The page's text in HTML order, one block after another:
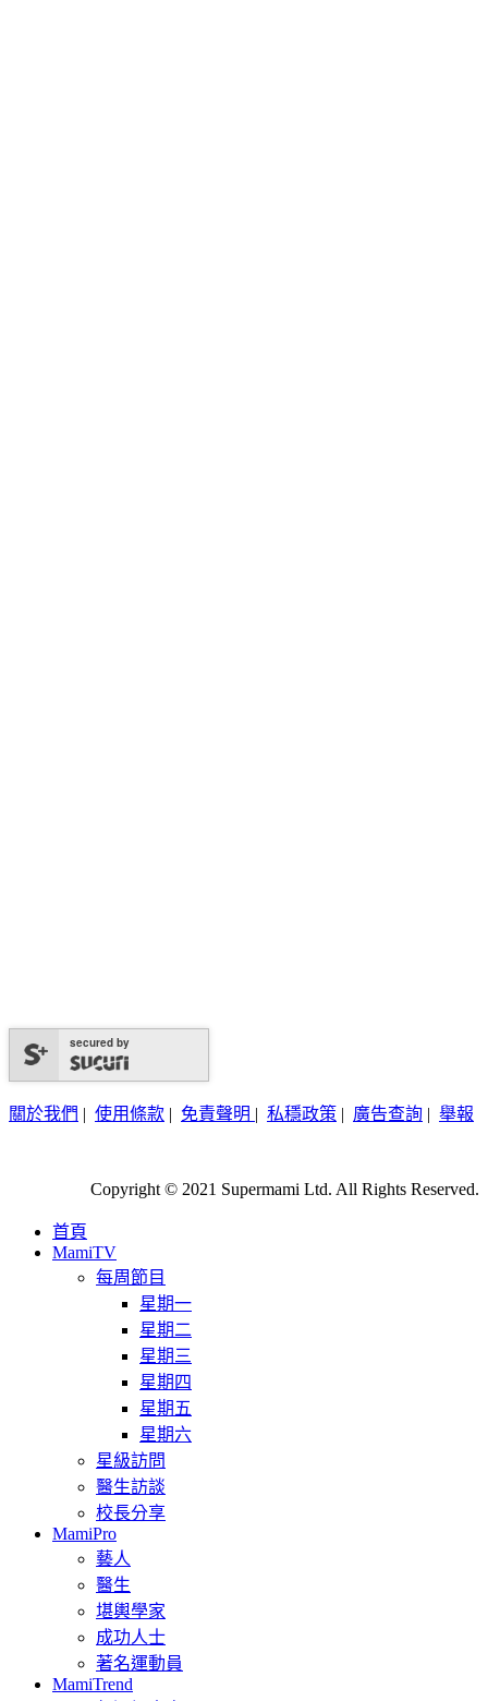
secured by
關於我們 | 使用條款 | 免責聲明 | 私穩政策 | 廣告查詢 | 舉報
Copyright © 2021 Supermami Ltd. All Rights Reserved.
首頁
MamiTV
每周節目
星期一
星期二
星期三
星期四
星期五
星期六
星級訪問
醫生訪談
校長分享
MamiPro
藝人
醫生
堪輿學家
成功人士
著名運動員
MamiTrend